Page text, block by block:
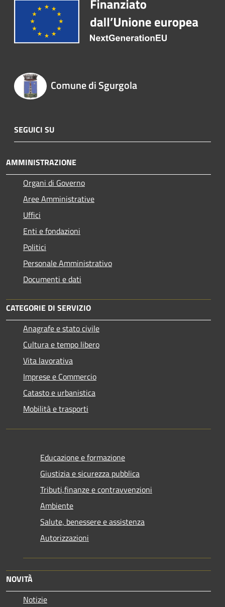
Comune di Sgurgola
SEGUICI SU
AMMINISTRAZIONE
Organi di Governo
Aree Amministrative
Uffici
Enti e fondazioni
Politici
Personale Amministrativo
Documenti e dati
CATEGORIE DI SERVIZIO
Anagrafe e stato civile
Cultura e tempo libero
Vita lavorativa
Imprese e Commercio
Catasto e urbanistica
Mobilità e trasporti
Educazione e formazione
Giustizia e sicurezza pubblica
Tributi,finanze e contravvenzioni
Ambiente
Salute, benessere e assistenza
Autorizzazioni
NOVITÀ
Notizie